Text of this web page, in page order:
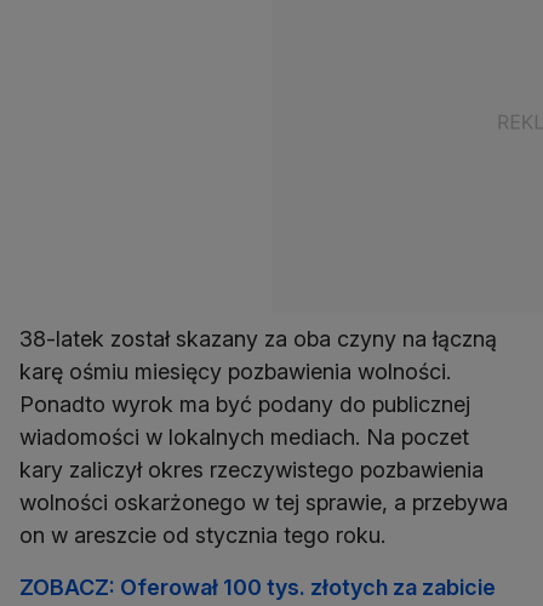
38-latek został skazany za oba czyny na łączną
karę ośmiu miesięcy pozbawienia wolności.
Ponadto wyrok ma być podany do publicznej
wiadomości w lokalnych mediach. Na poczet
kary zaliczył okres rzeczywistego pozbawienia
wolności oskarżonego w tej sprawie, a przebywa
on w areszcie od stycznia tego roku.
ZOBACZ: Oferował 100 tys. złotych za zabicie